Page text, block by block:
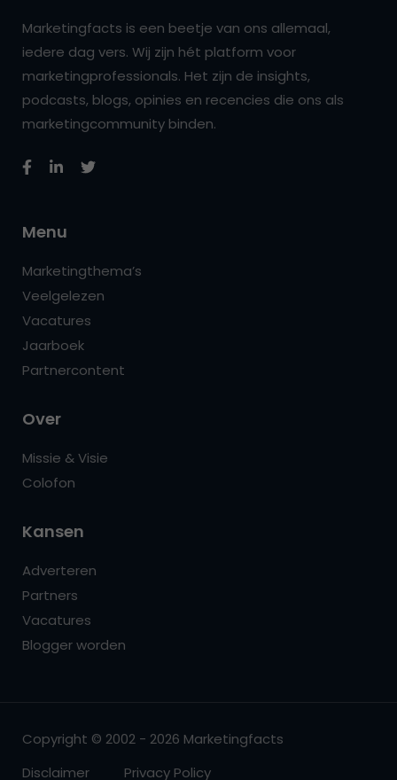
Marketingfacts is een beetje van ons allemaal,
iedere dag vers. Wij zijn hét platform voor
marketingprofessionals. Het zijn de insights,
podcasts, blogs, opinies en recencies die ons als
marketingcommunity binden.
Menu
Marketingthema’s
Veelgelezen
Vacatures
Jaarboek
Partnercontent
Over
Missie & Visie
Colofon
Kansen
Adverteren
Partners
Vacatures
Blogger worden
Copyright © 2002 - 2026 Marketingfacts
Disclaimer
Privacy Policy